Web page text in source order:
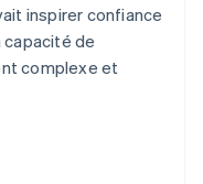
inspirer confiance
de
complexe et